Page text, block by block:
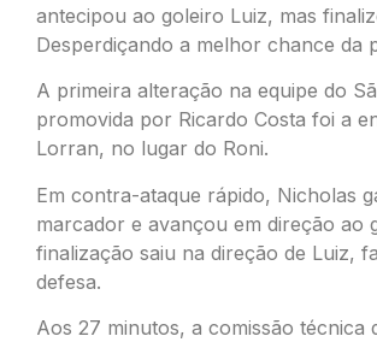
antecipou ao goleiro Luiz, mas
Desperdiçando a melhor chance da
A primeira alteração na equipe do
promovida por Ricardo Costa foi a
Lorran, no lugar do Roni.
Em contra-ataque rápido, Nicholas
marcador e avançou em direção ao
finalização saiu na direção de Luiz,
defesa.
Aos 27 minutos, a comissão técnica